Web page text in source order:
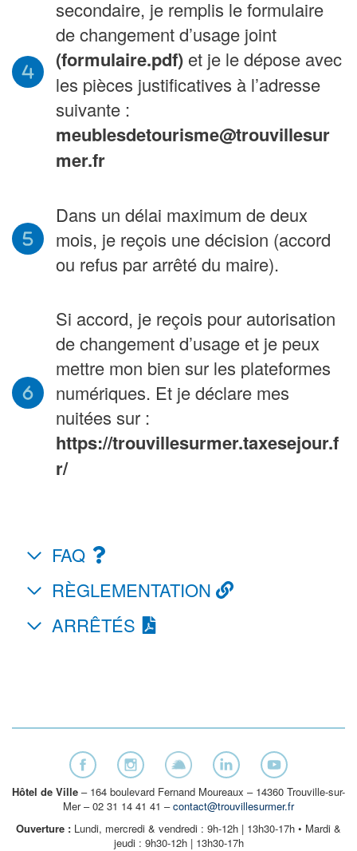
secondaire, je remplis le formulaire
de changement d’usage joint
(formulaire.pdf) et je le dépose avec
les pièces justificatives à l’adresse
suivante :
meublesdetourisme@trouvillesur
mer.fr
Dans un délai maximum de deux
mois, je reçois une décision (accord
ou refus par arrêté du maire).
Si accord, je reçois pour autorisation
de changement d’usage et je peux
mettre mon bien sur les plateformes
numériques. Et je déclare mes
nuitées sur :
https://trouvillesurmer.taxesejour.f
r/
FAQ
RÈGLEMENTATION
ARRÊTÉS
Hôtel de Ville – 164 boulevard Fernand Moureaux – 14360 Trouville-sur-
Mer – 02 31 14 41 41 –contact@trouvillesurmer.fr
Ouverture : Lundi, mercredi & vendredi : 9h-12h | 13h30-17h • Mardi &
jeudi : 9h30-12h | 13h30-17h